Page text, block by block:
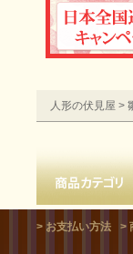
人形の伏見屋 >
> お支払い方法 >